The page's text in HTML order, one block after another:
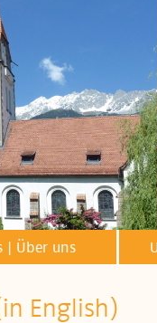
| Über uns
English)